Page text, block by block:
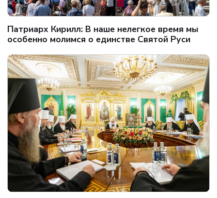
Патриарх Кирилл: В наше нелегкое время мы
особенно молимся о единстве Святой Руси